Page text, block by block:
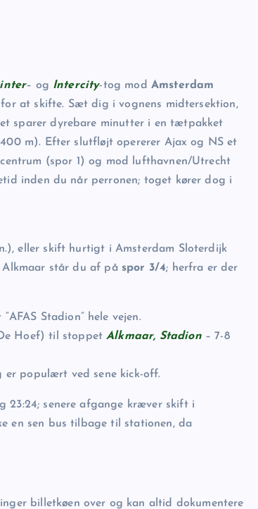
– og Intercity-tog mod Amsterdam
at skifte. Sæt dig i vognens midtersektion,
sparer dyrebare minutter i en tætpakket
m). Efter slutfløjt opererer Ajax og NS et
(spor 1) og mod lufthavnen/Utrecht
inden du når perronen; toget kører dog i
eller skift hurtigt i Amsterdam Sloterdijk
Alkmaar står du af på spor 3/4; herfra er der
Stadion” hele vejen.
Hoef) til stoppetAlkmaar, Stadion– 7-8
er populært ved sene kick-off.
23:24; senere afgange kræver skift i
en sen bus tilbage til stationen, da
billetkøen over og kan altid dokumentere